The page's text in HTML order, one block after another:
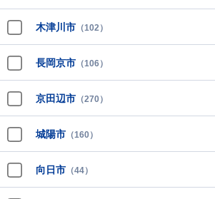
木津川市 （102）
長岡京市 （106）
京田辺市 （270）
城陽市 （160）
向日市 （44）